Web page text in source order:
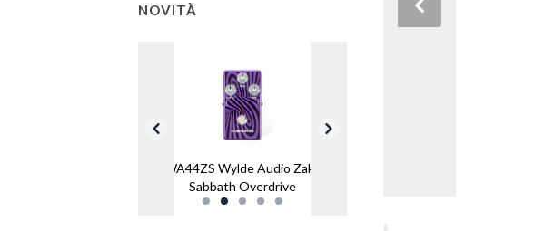
NOVITÀ
WA44ZS Wylde Audio Zakk
Sabbath Overdrive
Previous